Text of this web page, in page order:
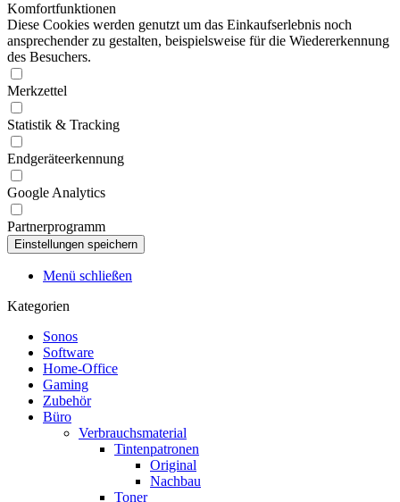
Komfortfunktionen
Diese Cookies werden genutzt um das Einkaufserlebnis noch
ansprechender zu gestalten, beispielsweise für die Wiedererkennung
des Besuchers.
Merkzettel
Statistik & Tracking
Endgeräteerkennung
Google Analytics
Partnerprogramm
Menü schließen
Kategorien
Sonos
Software
Home-Office
Gaming
Zubehör
Büro
Verbrauchsmaterial
Tintenpatronen
Original
Nachbau
Toner